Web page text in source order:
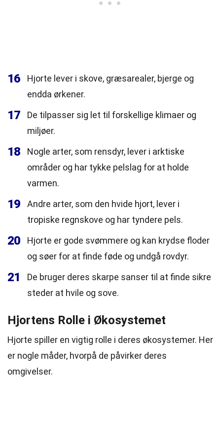
16
Hjorte lever i skove, græsarealer, bjerge og
endda ørkener.
17
De tilpasser sig let til forskellige klimaer og
miljøer.
18
Nogle arter, som rensdyr, lever i arktiske
områder og har tykke pelslag for at holde
varmen.
19
Andre arter, som den hvide hjort, lever i
tropiske regnskove og har tyndere pels.
20
Hjorte er gode svømmere og kan krydse floder
og søer for at finde føde og undgå rovdyr.
21
De bruger deres skarpe sanser til at finde sikre
steder at hvile og sove.
Hjortens Rolle i Økosystemet
Hjorte spiller en vigtig rolle i deres økosystemer. Her
er nogle måder, hvorpå de påvirker deres
omgivelser.